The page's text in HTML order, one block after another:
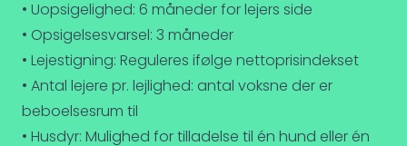
• Uopsigelighed: 6 måneder for lejers side
• Opsigelsesvarsel: 3 måneder
• Lejestigning: Reguleres ifølge nettoprisindekset
• Antal lejere pr. lejlighed: antal voksne der er
beboelsesrum til
• Husdyr: Mulighed for tilladelse til én hund eller én